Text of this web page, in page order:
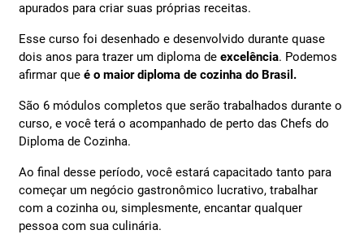
apurados para criar suas próprias receitas.
Esse curso foi desenhado e desenvolvido durante quase
dois anos para trazer um diploma deexcelência. Podemos
afirmar queé o maior diploma de cozinha do Brasil.
São 6 módulos completos que serão trabalhados durante o
curso, e você terá o acompanhado de perto das Chefs do
Diploma de Cozinha.
Ao final desse período, você estará capacitado tanto para
começar um negócio gastronômico lucrativo, trabalhar
com a cozinha ou, simplesmente, encantar qualquer
pessoa com sua culinária.